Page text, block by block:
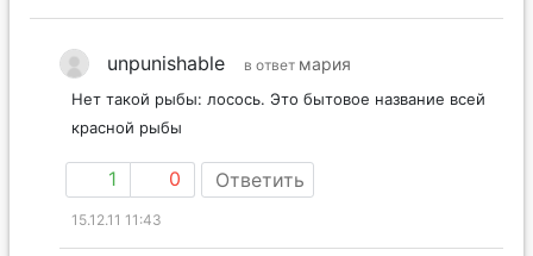
unpunishable в ответ мария
Нет такой рыбы: лосось. Это бытовое название всей
красной рыбы
1 0 Ответить
15.12.11 11:43